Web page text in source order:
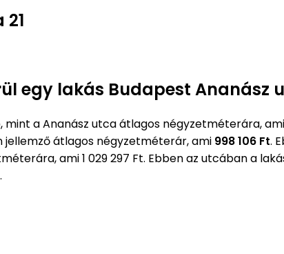
egy lakás Budapest Ananász
mint a Ananász utca átlagos négyzetméterára, ami
átlagos négyzetméterár, ami 998 106 Ft.
ami 1 029 297 Ft. Ebben az utcában a
.